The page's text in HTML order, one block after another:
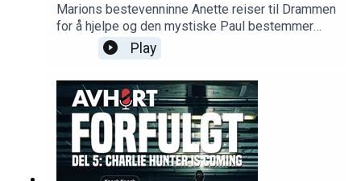
Marions bestevenninne Anette reiser til Drammen
for å hjelpe og den mystiske Paul bestemmer
seg for å slå til.
Play